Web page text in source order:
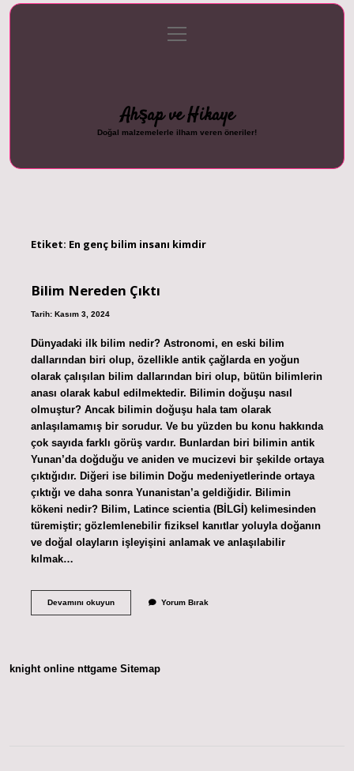
Gizlilik Politikası
menüyü
aç
Ahşap ve Hikaye
Doğal malzemelerle ilham veren öneriler!
Etiket: En genç bilim insanı kimdir
Bilim Nereden Çıktı
Tarih: Kasım 3, 2024
Dünyadaki ilk bilim nedir? Astronomi, en eski bilim
dallarından biri olup, özellikle antik çağlarda en yoğun
olarak çalışılan bilim dallarından biri olup, bütün bilimlerin
anası olarak kabul edilmektedir. Bilimin doğuşu nasıl
olmuştur? Ancak bilimin doğuşu hala tam olarak
anlaşılamamış bir sorudur. Ve bu yüzden bu konu hakkında
çok sayıda farklı görüş vardır. Bunlardan biri bilimin antik
Yunan’da doğduğu ve aniden ve mucizevi bir şekilde ortaya
çıktığıdır. Diğeri ise bilimin Doğu medeniyetlerinde ortaya
çıktığı ve daha sonra Yunanistan’a geldiğidir. Bilimin
kökeni nedir? Bilim, Latince scientia (BİLGİ) kelimesinden
türemiştir; gözlemlenebilir fiziksel kanıtlar yoluyla doğanın
ve doğal olayların işleyişini anlamak ve anlaşılabilir
kılmak…
Devamını okuyunBilim
Yorum Bırak
knight online nttgame Sitemap